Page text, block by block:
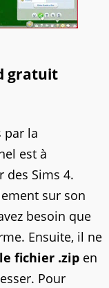
gratuit
par la
est à
des Sims 4.
sur son
besoin que
Ensuite, il ne
fichier .zip en
Pour